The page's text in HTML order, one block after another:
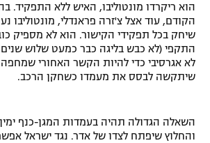
הוא ריקרדו מונטוליבו, האיש ללא התפקיד.
הקודם, עוד אצל צ'זרה פראנדלי, מונטוליבו
שיחק בכל תפקידי הקישור. הוא לא מספיק
לא אגרסיבי כדי להיות הקשר האחורי שמחפה
שיתקשה לבסס את מעמדו כשחקן הרכב.
השאלה הגדולה תהיה בעמדות המגן-כנף
והחלוץ שיפתח לצדו של אדר. נגד ישראל